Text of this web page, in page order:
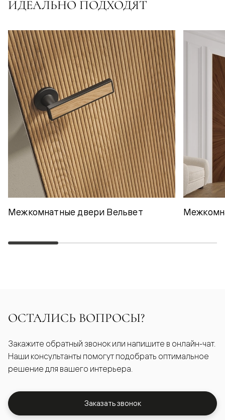
ИДЕАЛЬНО ПОДХОДЯТ
Межкомнатные двери Вельвет
ОСТАЛИСЬ ВОПРОСЫ?
Закажите обратный звонок или напишите в онлайн-чат.
Наши консультанты помогут подобрать оптимальное
решение для вашего интерьера.
Заказать звонок